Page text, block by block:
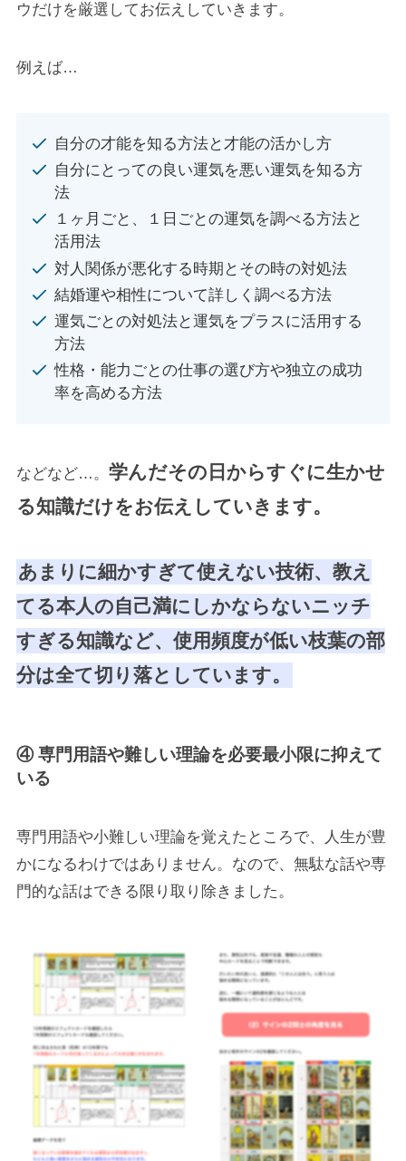
ウだけを厳選してお伝えしていきます。
例えば…
自分の才能を知る方法と才能の活かし方
自分にとっての良い運気を悪い運気を知る方
法
１ヶ月ごと、１日ごとの運気を調べる方法と
活用法
対人関係が悪化する時期とその時の対処法
結婚運や相性について詳しく調べる方法
運気ごとの対処法と運気をプラスに活用する
方法
性格・能力ごとの仕事の選び方や独立の成功
率を高める方法
などなど…。 学んだその日からすぐに生かせ
る知識だけをお伝えしていきます。
あまりに細かすぎて使えない技術、教え
てる本人の自己満にしかならないニッチ
すぎる知識など、使用頻度が低い枝葉の部
分は全て切り落としています。
④ 専門用語や難しい理論を必要最小限に抑えて
いる
専門用語や小難しい理論を覚えたところで、人生が豊
かになるわけではありません。なので、無駄な話や専
門的な話はできる限り取り除きました。